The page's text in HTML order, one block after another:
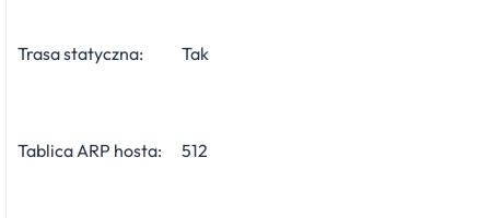
Trasa statyczna: Tak
Tablica ARP hosta: 512